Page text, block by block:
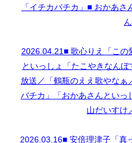
「イチカバチカ」■ おかあ
ん
2026.04.21■ 歌心りえ「この
といっしょ「たこやきなん
放送／「鶴瓶のええ歌やなぁ
バチカ」「おかあさんといっ
山だいすけ
2026.03.16■ 安倍理津子「真